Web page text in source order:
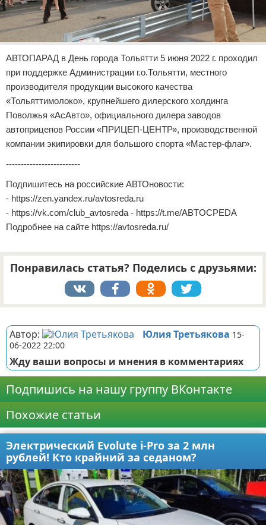
АВТОПАРАД в День города Тольятти 5 июня 2022 г. проходил
при поддержке Администрации г.о.Тольятти, местного
производителя продукции высокого качества
«Тольяттимолоко», крупнейшего дилерского холдинга
Поволжья «АсАвто», официального дилера заводов
автоприцепов России «ПРИЦЕП-ЦЕНТР», производственной
компании экипировки для большого спорта «Мастер-флаг».
-------------------------
Подпишитесь на российские АВТОновости:
- https://zen.yandex.ru/avtosreda.ru
- https://vk.com/club_avtosreda - https://t.me/ABTOCPEDA
Подробнее на сайте https://avtosreda.ru/
Понравилась статья? Поделись с друзьями:
Автор: Юлия Третьякова 15-
06-2022 22:00
Жду ваши вопросы и мнения в комментариях
Подпишись на нашу группу ВКонтакте
Похожие статьи
Электрический Evolute i-Pro за 2 млн
рублей! Кто крайний за седаном?